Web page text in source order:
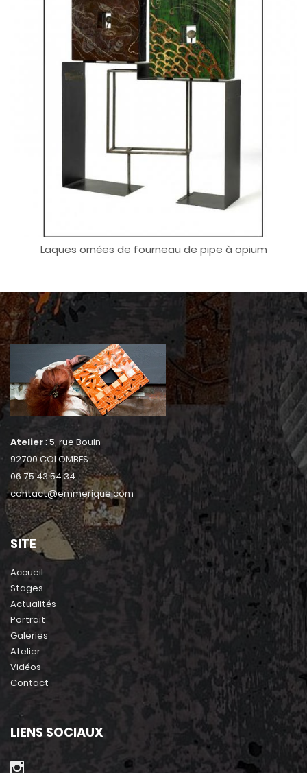
Laques ornées de fourneau de pipe à opium
Atelier: 5, rue Bouin
92700 COLOMBES
06.75.43.54.34
contact@emmerique.com
SITE
Accueil
Stages
Actualités
Portrait
Galeries
Atelier
Vidéos
Contact
LIENS SOCIAUX